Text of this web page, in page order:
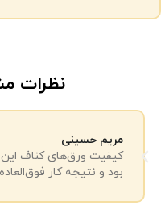
نظرات
مریم حسینی
کیفیت ورق‌های کناف این
بود و نتیجه کار